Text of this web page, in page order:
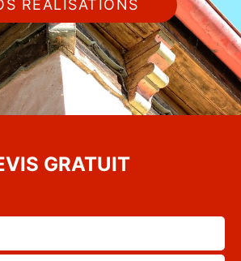
RÉALISATIONS
GRATUIT